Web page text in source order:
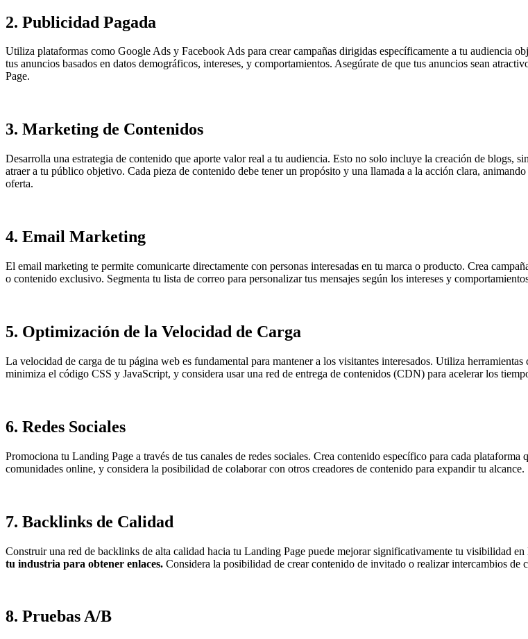
2. Publicidad Pagada
Utiliza plataformas como Google Ads y Facebook Ads para crear campañas dirigidas específicamente a tu audiencia
tus anuncios basados en datos demográficos, intereses, y comportamientos. Asegúrate de que tus anuncios sean
Page.
3. Marketing de Contenidos
Desarrolla una estrategia de contenido que aporte valor real a tu audiencia. Esto no solo incluye la creación de blogs,
atraer a tu público objetivo. Cada pieza de contenido debe tener un propósito y una llamada a la acción clara,
oferta.
4. Email Marketing
El email marketing te permite comunicarte directamente con personas interesadas en tu marca o producto. Crea
o contenido exclusivo. Segmenta tu lista de correo para personalizar tus mensajes según los intereses y
5. Optimización de la Velocidad de Carga
La velocidad de carga de tu página web es fundamental para mantener a los visitantes interesados. Utiliza herramientas
minimiza el código CSS y JavaScript, y considera usar una red de entrega de contenidos (CDN) para acelerar los
6. Redes Sociales
Promociona tu Landing Page a través de tus canales de redes sociales. Crea contenido específico para cada
comunidades online, y considera la posibilidad de colaborar con otros creadores de contenido para expandir tu alcance.
7. Backlinks de Calidad
Construir una red de backlinks de alta calidad hacia tu Landing Page puede mejorar significativamente tu visibilidad en
tu industria para obtener enlaces. Considera la posibilidad de crear contenido de invitado o realizar intercambios de
8. Pruebas A/B